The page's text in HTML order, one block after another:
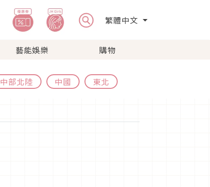
繁體中文
藝能娛樂 購物
中部北陸 中國 東北